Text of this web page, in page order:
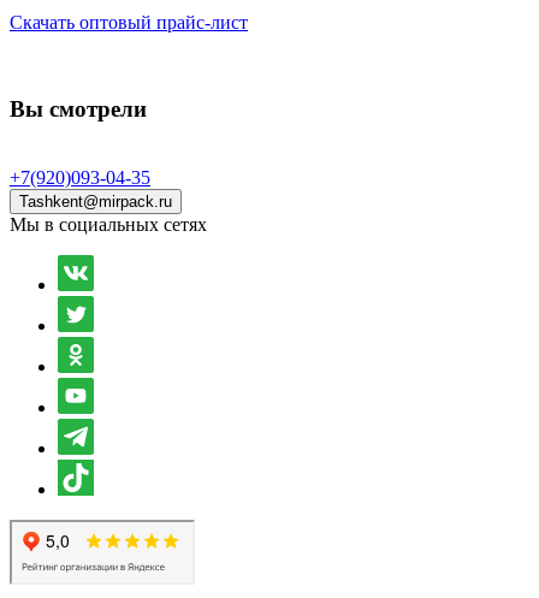
Скачать оптовый прайс-лист
Вы смотрели
+7(920)093-04-35
Tashkent@mirpack.ru
Мы в социальных сетях